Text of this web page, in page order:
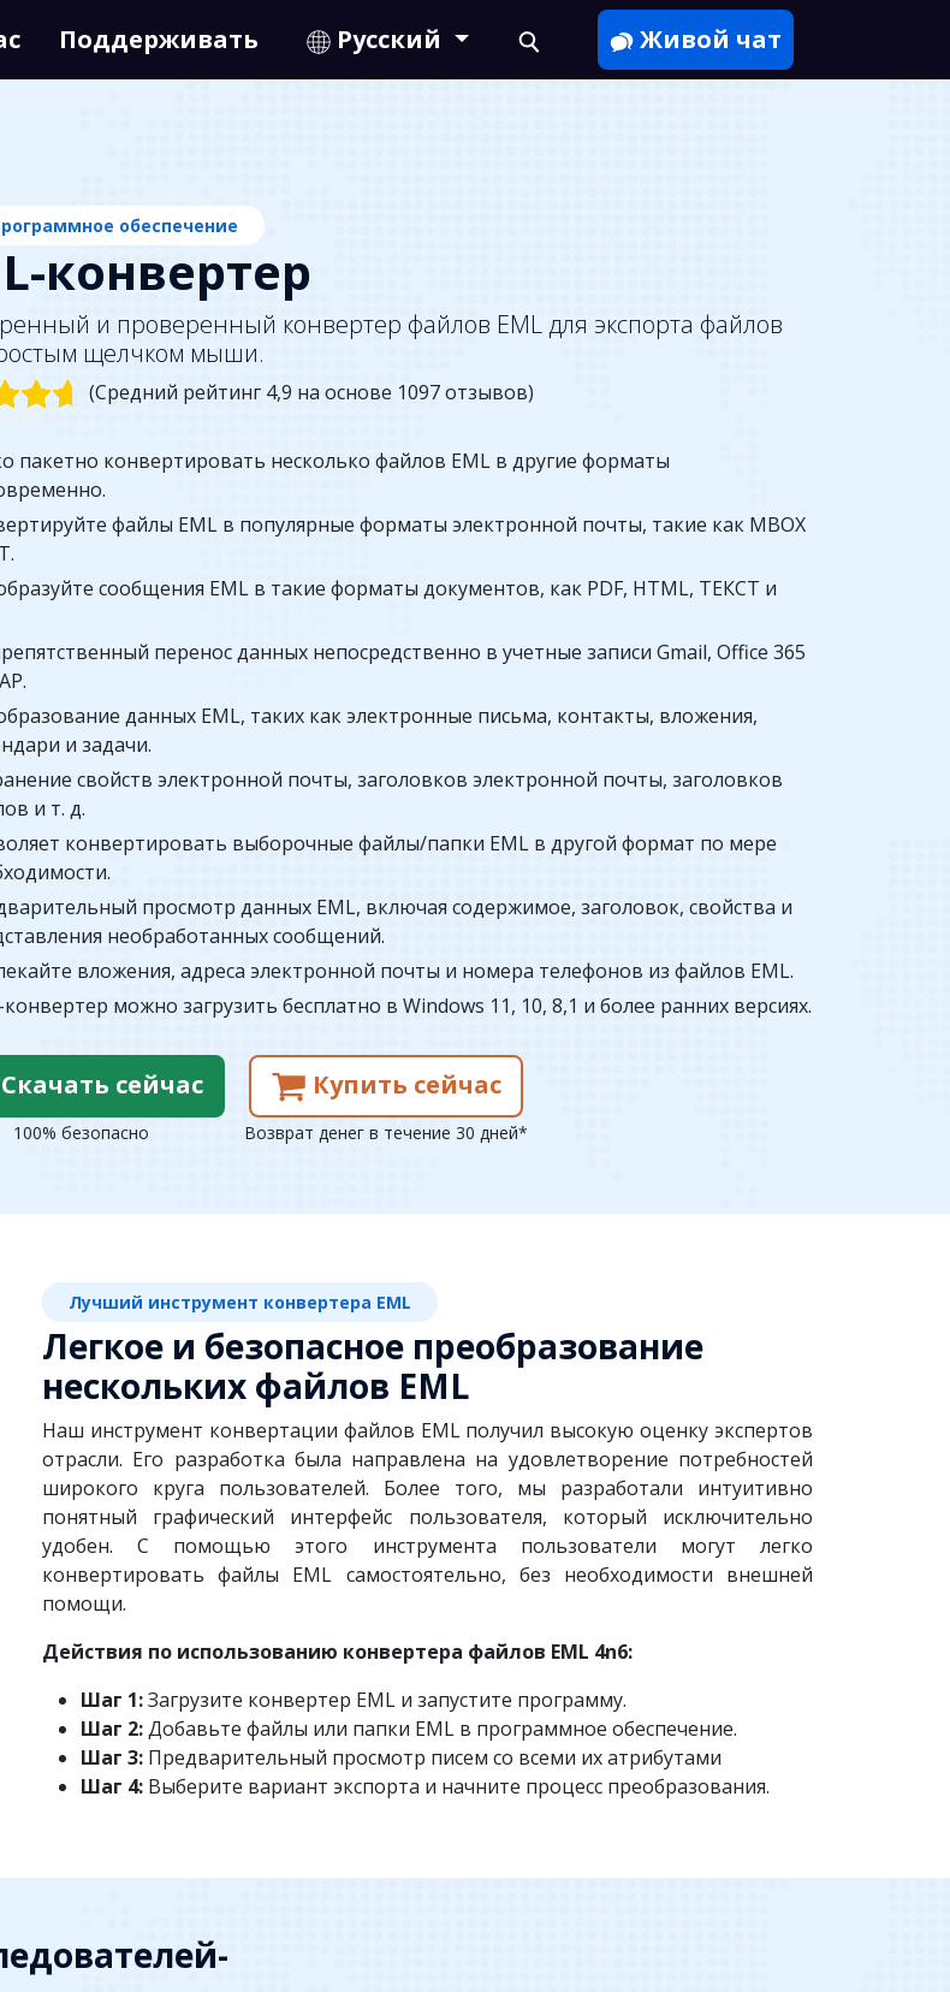
Поддерживать Русский Живой чат
обеспечение
конвертер
и проверенный конвертер файлов EML для экспорта файлов
щелчком мыши.
(Средний рейтинг 4,9 на основе 1097 отзывов)
пакетно конвертировать несколько файлов EML в другие форматы
файлы EML в популярные форматы электронной почты, такие как MBOX
сообщения EML в такие форматы документов, как PDF, HTML, ТЕКСТ и
перенос данных непосредственно в учетные записи Gmail, Office 365
данных EML, таких как электронные письма, контакты, вложения,
и задачи.
свойств электронной почты, заголовков электронной почты, заголовков
и т. д.
конвертировать выборочные файлы/папки EML в другой формат по мере
просмотр данных EML, включая содержимое, заголовок, свойства и
необработанных сообщений.
вложения, адреса электронной почты и номера телефонов из файлов EML.
конвертер можно загрузить бесплатно в Windows 11, 10, 8,1 и более ранних версиях.
Скачать сейчас
100% безопасно
Купить сейчас
Возврат денег в течение 30 дней*
Лучший инструмент конвертера EML
Легкое и безопасное преобразование
нескольких файлов EML
Наш инструмент конвертации файлов EML получил высокую оценку экспертов
отрасли. Его разработка была направлена на удовлетворение потребностей
широкого круга пользователей. Более того, мы разработали интуитивно
понятный графический интерфейс пользователя, который исключительно
удобен. С помощью этого инструмента пользователи могут легко
конвертировать файлы EML самостоятельно, без необходимости внешней
помощи.
Действия по использованию конвертера файлов EML 4n6:
Шаг 1:Загрузите конвертер EML и запустите программу.
Шаг 2:Добавьте файлы или папки EML в программное обеспечение.
Шаг 3: Предварительный просмотр писем со всеми их атрибутами
Шаг 4: Выберите вариант экспорта и начните процесс преобразования.